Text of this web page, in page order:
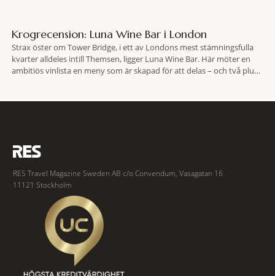
Krogrecension: Luna Wine Bar i London
Strax öster om Tower Bridge, i ett av Londons mest stämningsfulla
kvarter alldeles intill Themsen, ligger Luna Wine Bar. Här möter en
ambitiös vinlista en meny som är skapad för att delas – och två plus
RES Travel Magazine Sweden AB c/o Convendum, Vasagatan 16
11121 Stockholm